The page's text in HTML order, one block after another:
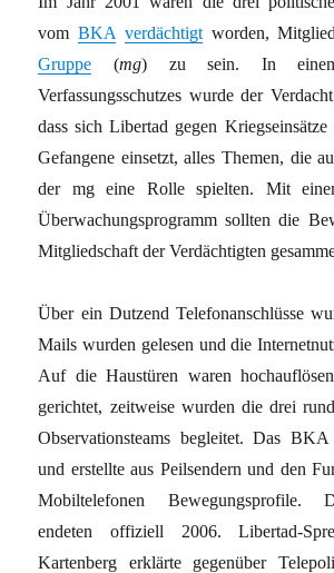
vomBKA verdächtigtworden,
Gruppe (mg) zu sein. In
Verfassungsschutzes wurde der
dass sich Libertad gegen
Gefangene einsetzt, alles Themen, die
der mg eine Rolle spielten. Mit
Überwachungsprogramm sollten die
Mitgliedschaft der Verdächtigten
Über ein Dutzend Telefonanschlüsse
Mails wurden gelesen und die
Auf die Haustüren waren
gerichtet, zeitweise wurden die drei
Observationsteams begleitet. Das
und erstellte aus Peilsendern und den
Mobiltelefonen Bewegungsprofile.
endeten offiziell 2006. Libertad-
Kartenberg erklärte gegenüber